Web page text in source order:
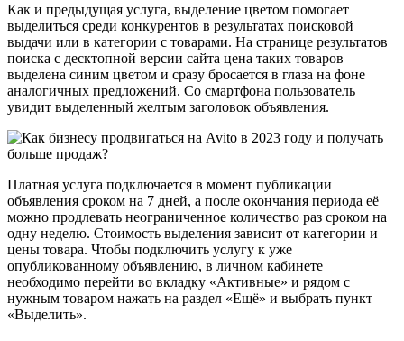
Как и предыдущая услуга, выделение цветом помогает
выделиться среди конкурентов в результатах поисковой
выдачи или в категории с товарами. На странице результатов
поиска с десктопной версии сайта цена таких товаров
выделена синим цветом и сразу бросается в глаза на фоне
аналогичных предложений. Со смартфона пользователь
увидит выделенный желтым заголовок объявления.
Платная услуга подключается в момент публикации
объявления сроком на 7 дней, а после окончания периода её
можно продлевать неограниченное количество раз сроком на
одну неделю. Стоимость выделения зависит от категории и
цены товара. Чтобы подключить услугу к уже
опубликованному объявлению, в личном кабинете
необходимо перейти во вкладку «Активные» и рядом с
нужным товаром нажать на раздел «Ещё» и выбрать пункт
«Выделить».